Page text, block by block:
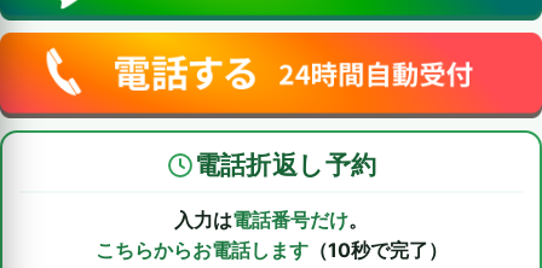
電話折返し予約
入力は電話番号だけ。
こちらからお電話します（10秒で完了）